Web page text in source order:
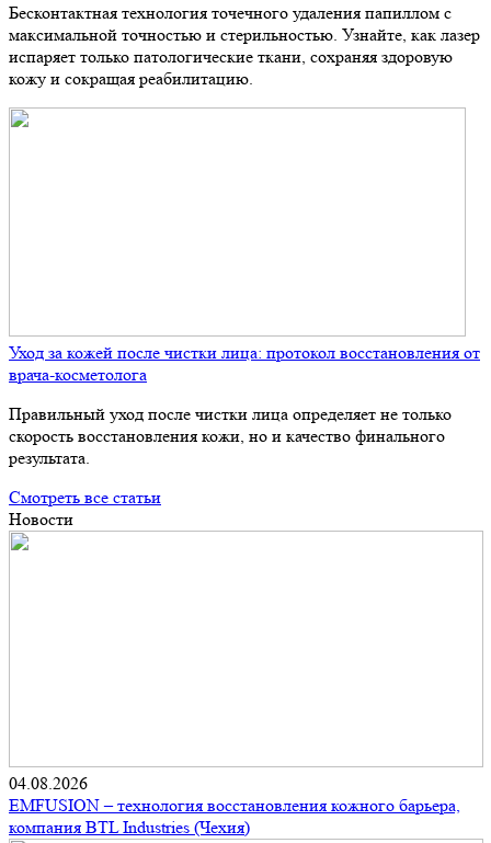
Бесконтактная технология точечного удаления папиллом с
максимальной точностью и стерильностью. Узнайте, как лазер
испаряет только патологические ткани, сохраняя здоровую
кожу и сокращая реабилитацию.
Уход за кожей после чистки лица: протокол восстановления от
врача-косметолога
Правильный уход после чистки лица определяет не только
скорость восстановления кожи, но и качество финального
результата.
Смотреть все статьи
Новости
04.08.2026
EMFUSION – технология восстановления кожного барьера,
компания BTL Industries (Чехия)